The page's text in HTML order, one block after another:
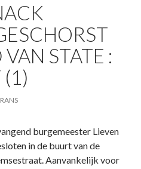
STATE :
(1)
burgemeester Lieven
in de buurt van de
Aanvankelijk voor